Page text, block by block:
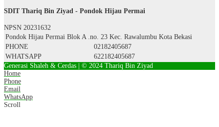
SDIT Thariq Bin Ziyad - Pondok Hijau Permai
NPSN 20231632
Pondok Hijau Permai Blok A .no. 23 Kec. Rawalumbu Kota Bekasi
PHONE
02182405687
WHATSAPP
622182405687
Generasi Shaleh & Cerdas | © 2024 Thariq Bin Ziyad
Home
Phone
Email
WhatsApp
Scroll